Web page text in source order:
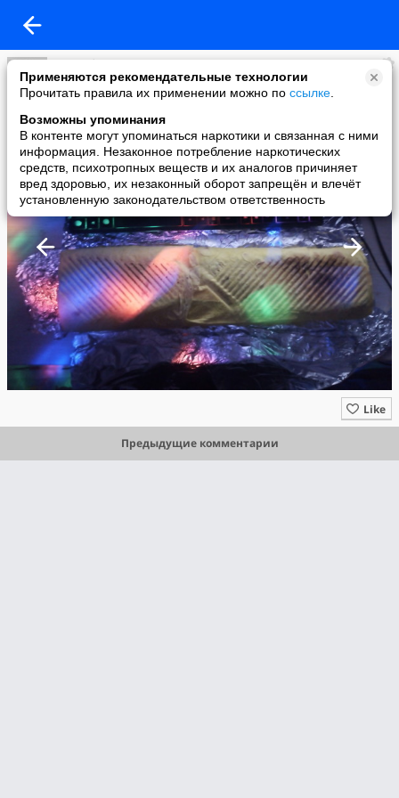
Применяются рекомендательные технологии
Прочитать правила их применении можно по ссылке
Возможны упоминания
В контенте могут упоминаться наркотики и связанная с ними
информация. Незаконное потребление наркотических
средств, психотропных веществ и их аналогов причиняет
вред здоровью, их незаконный оборот запрещён и влечёт
установленную законодательством ответственность
Подработка в Интернете
added a photo
30 Mar в 18:37
Like
Предыдущие комментарии